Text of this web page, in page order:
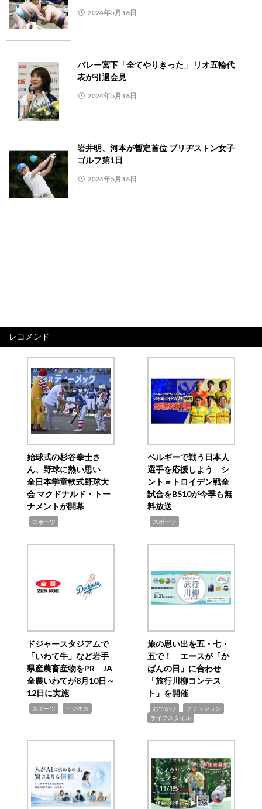
2024年5月16日
バレー宮下「全てやりきった」 リオ五輪代
表が引退会見
2024年5月16日
岩井明、河本が暫定首位 ブリヂストン女子
ゴルフ第1日
2024年5月16日
レコメンド
始球式の杉谷拳士さ
ん、野球に熱い思い
全日本学童軟式野球大
会 マクドナルド・トー
ナメントが開幕
スポーツ
ベルギーで戦う日本人
選手を応援しよう シ
ント＝トロイデン戦全
試合をBS10が今季も無
料放送
スポーツ
ドジャースタジアムで
「いわて牛」など岩手
県産農畜産物をPR JA
全農いわてが8月10日～
12日に実施
スポーツ ビジネス
旅の思い出を五・七・
五で！ エースが「か
ばんの日」に合わせ
「旅行川柳コンテス
ト」を開催
おでかけ ファッション
ライフスタイル